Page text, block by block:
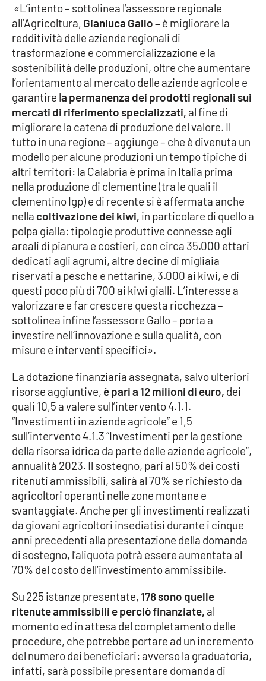
RUBRICHE
Good Morning Vietnam
Parchi Marini Calabria
Leggendo Alvaro insieme
Imprese Di Calabria
Le perfidie di Antonella Grippo
Venti di comunicazione
STREAMING
LaC TV
LaC Network
LaC OnAir
EDIZIONI
LOCALI
Catanzaro
Crotone
Vibo Valentia
Reggio Calabria
Cosenza
Lamezia Terme
PROGETTI
SPECIALI
Buona Sanità Calabria
«L’intento – sottolinea l’assessore regionale
all’Agricoltura, Gianluca Gallo –è migliorare la
redditività delle aziende regionali di
trasformazione e commercializzazione e la
sostenibilità delle produzioni, oltre che aumentare
l’orientamento al mercato delle aziende agricole e
garantire la permanenza dei prodotti regionali sui
mercati di riferimento specializzati, al fine di
migliorare la catena di produzione del valore. Il
tutto in una regione – aggiunge – che è divenuta un
modello per alcune produzioni un tempo tipiche di
altri territori: la Calabria è prima in Italia prima
nella produzione di clementine (tra le quali il
clementino Igp) e di recente si è affermata anche
nella coltivazione dei kiwi, in particolare di quello a
polpa gialla: tipologie produttive connesse agli
areali di pianura e costieri, con circa 35.000 ettari
dedicati agli agrumi, altre decine di migliaia
riservati a pesche e nettarine, 3.000 ai kiwi, e di
questi poco più di 700 ai kiwi gialli. L’interesse a
valorizzare e far crescere questa ricchezza –
sottolinea infine l’assessore Gallo – porta a
investire nell’innovazione e sulla qualità, con
misure e interventi specifici».
La dotazione finanziaria assegnata, salvo ulteriori
risorse aggiuntive, è pari a 12 milioni di euro, dei
quali 10,5 a valere sull’intervento 4.1.1.
“Investimenti in aziende agricole” e 1,5
sull’intervento 4.1.3 “Investimenti per la gestione
della risorsa idrica da parte delle aziende agricole”,
annualità 2023. Il sostegno, pari al 50% dei costi
ritenuti ammissibili, salirà al 70% se richiesto da
agricoltori operanti nelle zone montane e
svantaggiate. Anche per gli investimenti realizzati
da giovani agricoltori insediatisi durante i cinque
anni precedenti alla presentazione della domanda
di sostegno, l’aliquota potrà essere aumentata al
70% del costo dell’investimento ammissibile.
Su 225 istanze presentate,178 sono quelle
ritenute ammissibili e perciò finanziate, al
momento ed in attesa del completamento delle
procedure, che potrebbe portare ad un incremento
del numero dei beneficiari: avverso la graduatoria,
infatti, sarà possibile presentare domanda di